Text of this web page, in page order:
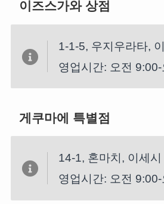
이즈스가와 상점
1-1-5, 우지우라타,
영업시간: 오전
게쿠마에 특별점
14-1, 혼마치, 이세시
영업시간: 오전